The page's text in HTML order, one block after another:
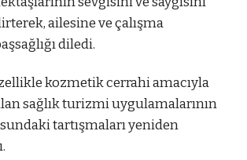
ailesine ve çalışma
diledi.
kozmetik cerrahi amacıyla
sağlık turizmi uygulamalarının
tartışmaları yeniden